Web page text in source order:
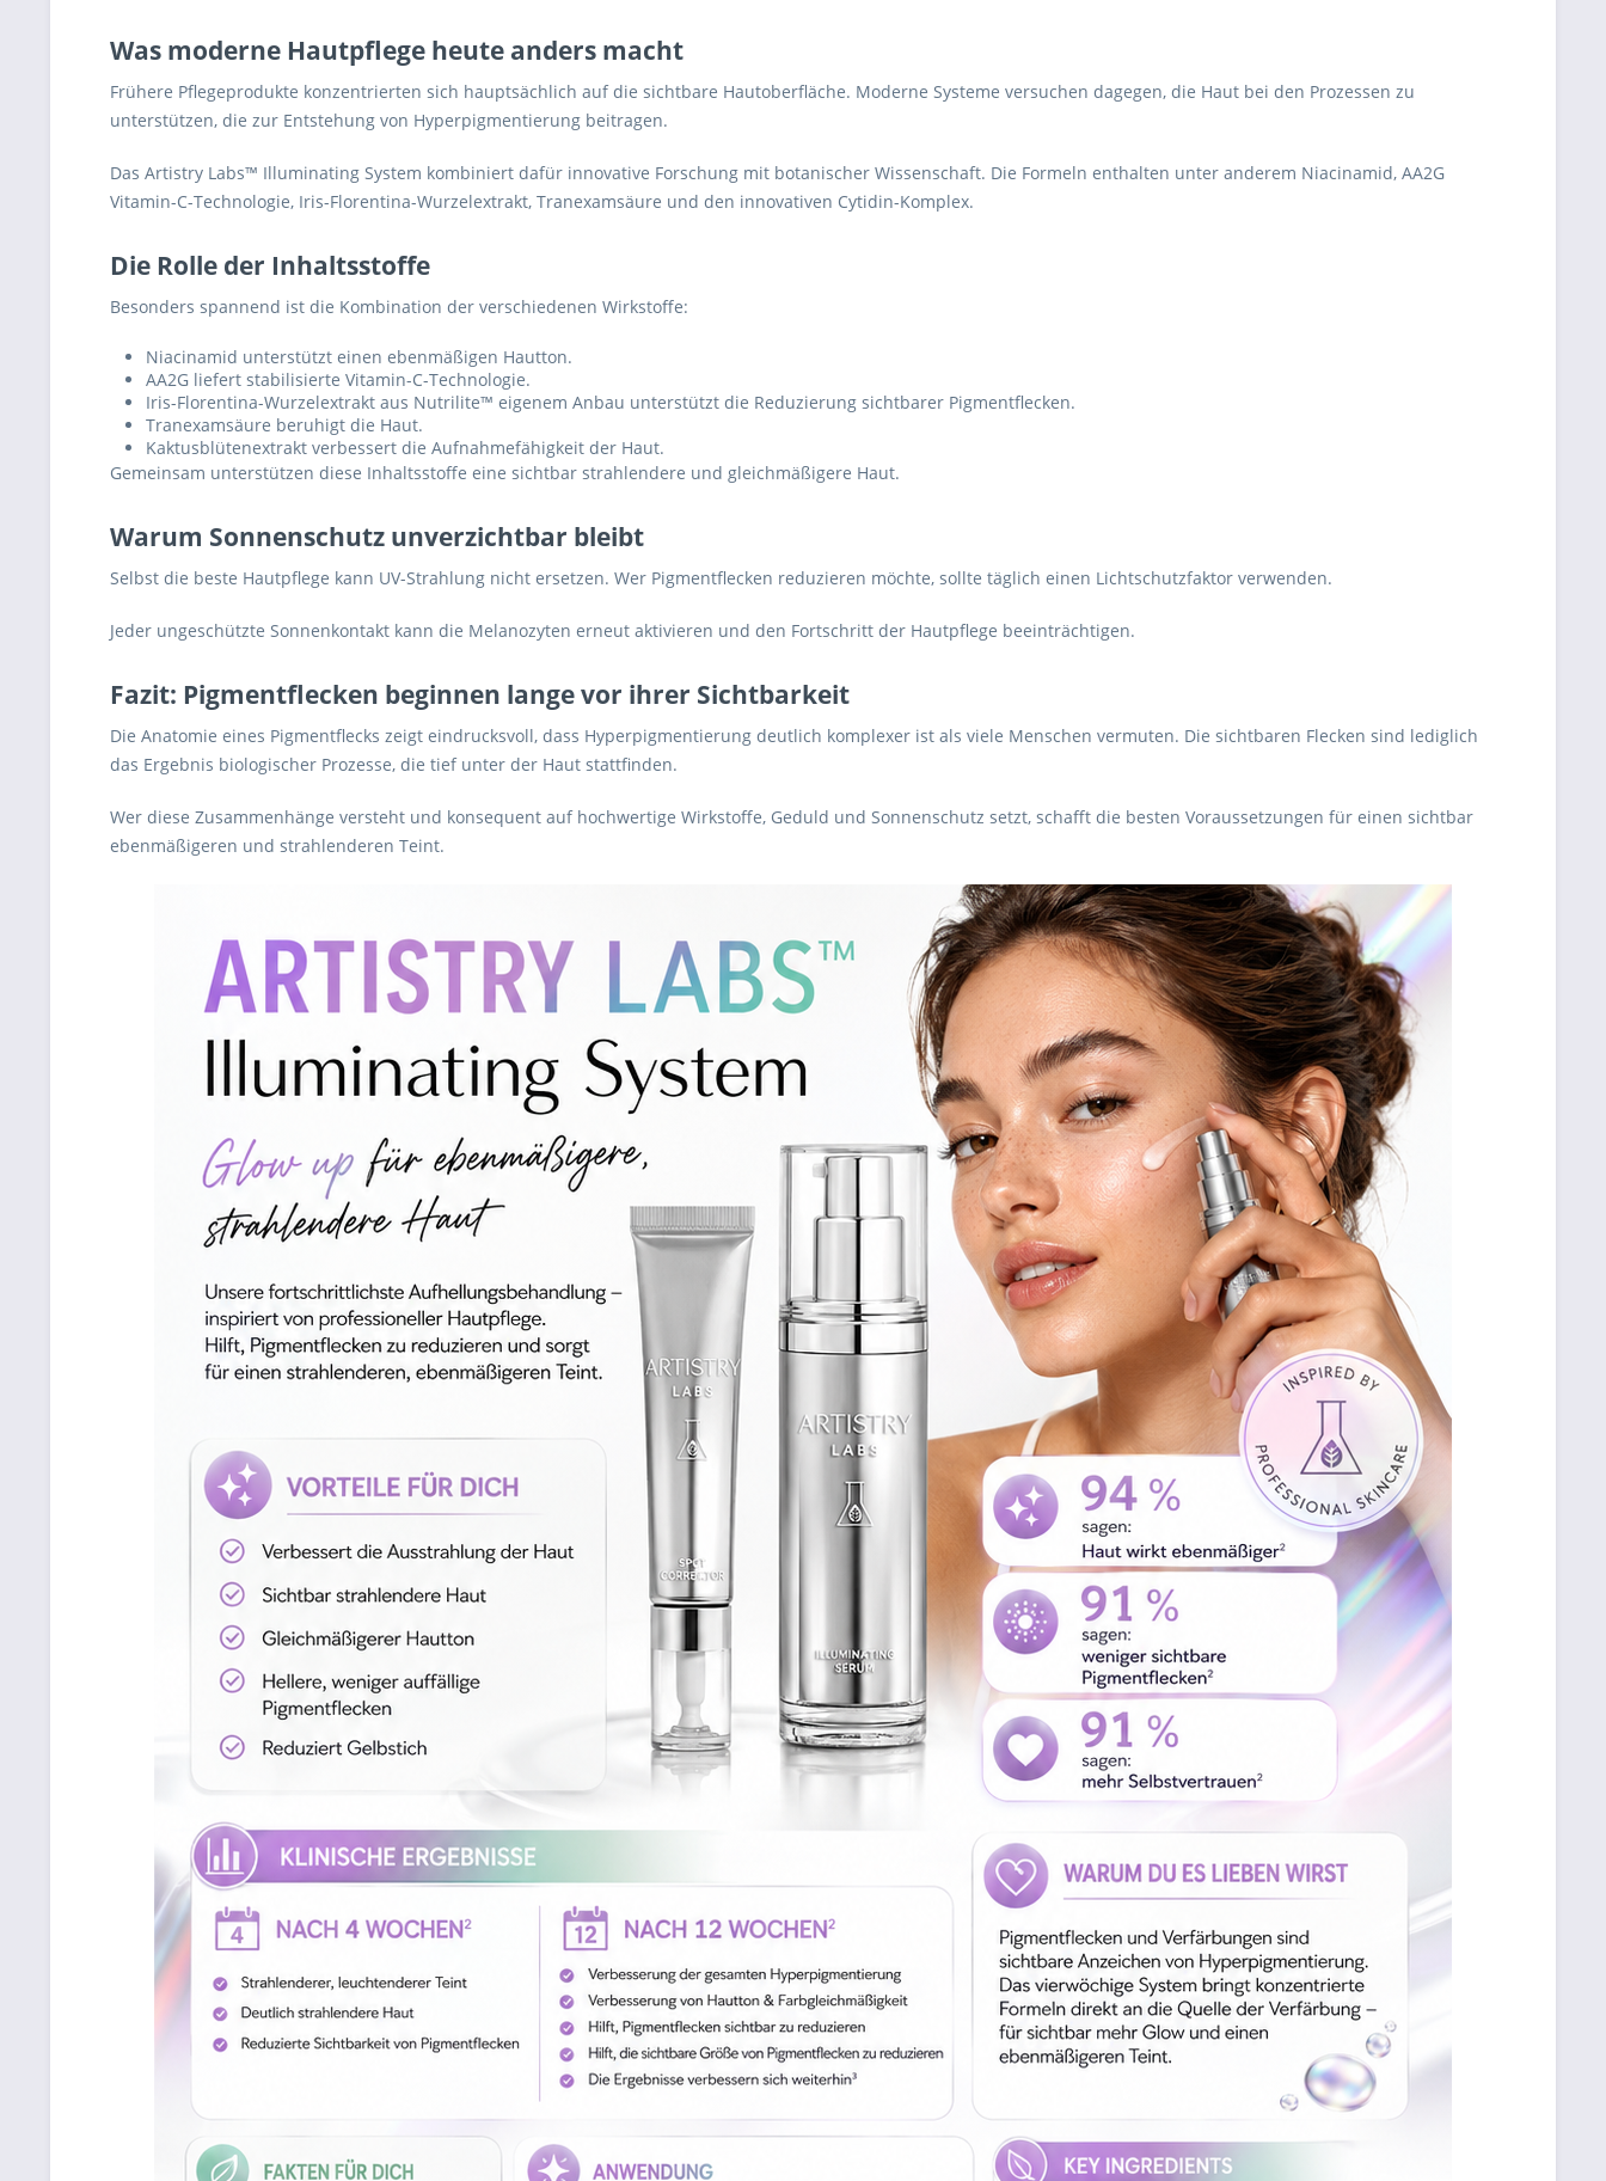
Was moderne Hautpflege heute anders macht
Frühere Pflegeprodukte konzentrierten sich hauptsächlich auf die sichtbare Hautoberfläche. Moderne Systeme versuchen dagegen, die Haut bei den Prozessen zu
unterstützen, die zur Entstehung von Hyperpigmentierung beitragen.
Das Artistry Labs™ Illuminating System kombiniert dafür innovative Forschung mit botanischer Wissenschaft. Die Formeln enthalten unter anderem Niacinamid, AA2G
Vitamin-C-Technologie, Iris-Florentina-Wurzelextrakt, Tranexamsäure und den innovativen Cytidin-Komplex.
Die Rolle der Inhaltsstoffe
Besonders spannend ist die Kombination der verschiedenen Wirkstoffe:
Niacinamid unterstützt einen ebenmäßigen Hautton.
AA2G liefert stabilisierte Vitamin-C-Technologie.
Iris-Florentina-Wurzelextrakt aus Nutrilite™ eigenem Anbau unterstützt die Reduzierung sichtbarer Pigmentflecken.
Tranexamsäure beruhigt die Haut.
Kaktusblütenextrakt verbessert die Aufnahmefähigkeit der Haut.
Gemeinsam unterstützen diese Inhaltsstoffe eine sichtbar strahlendere und gleichmäßigere Haut.
Warum Sonnenschutz unverzichtbar bleibt
Selbst die beste Hautpflege kann UV-Strahlung nicht ersetzen. Wer Pigmentflecken reduzieren möchte, sollte täglich einen Lichtschutzfaktor verwenden.
Jeder ungeschützte Sonnenkontakt kann die Melanozyten erneut aktivieren und den Fortschritt der Hautpflege beeinträchtigen.
Fazit: Pigmentflecken beginnen lange vor ihrer Sichtbarkeit
Die Anatomie eines Pigmentflecks zeigt eindrucksvoll, dass Hyperpigmentierung deutlich komplexer ist als viele Menschen vermuten. Die sichtbaren Flecken sind lediglich
das Ergebnis biologischer Prozesse, die tief unter der Haut stattfinden.
Wer diese Zusammenhänge versteht und konsequent auf hochwertige Wirkstoffe, Geduld und Sonnenschutz setzt, schafft die besten Voraussetzungen für einen sichtbar
ebenmäßigeren und strahlenderen Teint.